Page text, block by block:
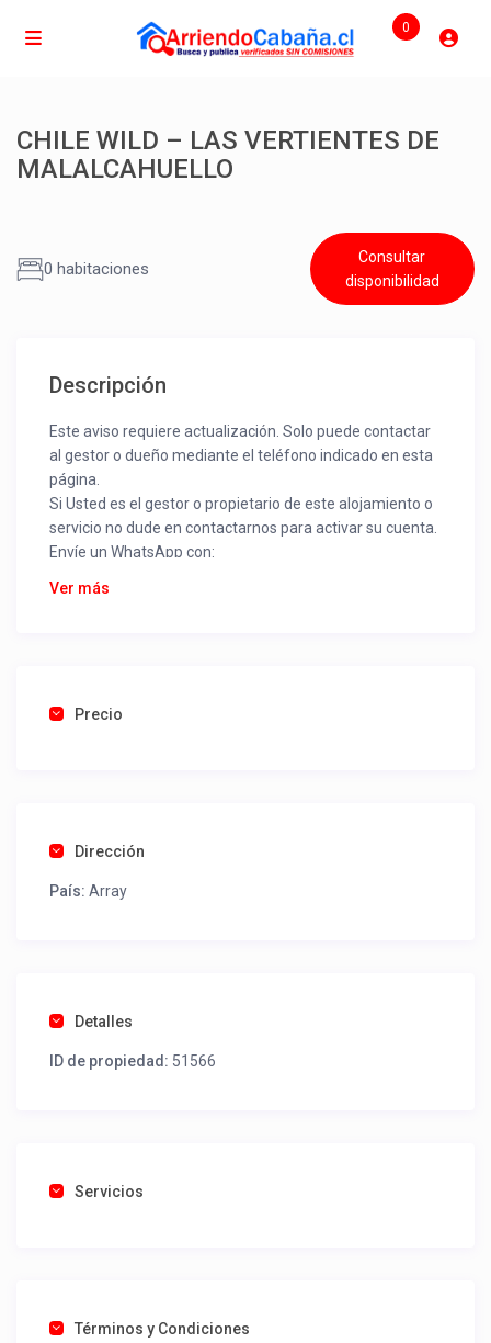
0
CHILE WILD – LAS VERTIENTES DE
MALALCAHUELLO
0 habitaciones
Consultar
disponibilidad
Descripción
Este aviso requiere actualización. Solo puede contactar
al gestor o dueño mediante el teléfono indicado en esta
página.
Si Usted es el gestor o propietario de este alojamiento o
servicio no dude en contactarnos para activar su cuenta.
Envíe un WhatsApp con:
Nombre alojamiento o servicio
Una foto de cuenta de luz o agua o gas que acredite
como un profesional sin COMISIONES ni ESTAFAS.
Tel contacto propiedad:
Ver más
Precio
Dirección
País: Array
Detalles
ID de propiedad: 51566
Servicios
Términos y Condiciones